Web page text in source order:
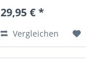
29,95 € *
Vergleichen